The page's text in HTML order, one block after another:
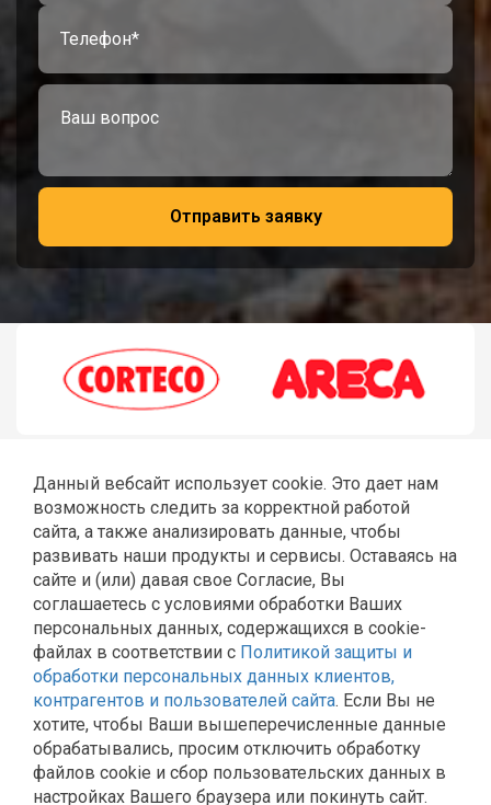
Данный вебсайт использует cookie. Это дает нам
возможность следить за корректной работой
сайта, а также анализировать данные, чтобы
развивать наши продукты и сервисы. Оставаясь на
сайте и (или) давая свое Согласие, Вы
соглашаетесь с условиями обработки Ваших
персональных данных, содержащихся в cookie-
файлах в соответствии с Политикой защиты и
обработки персональных данных клиентов,
контрагентов и пользователей сайта. Если Вы не
хотите, чтобы Ваши вышеперечисленные данные
обрабатывались, просим отключить обработку
файлов cookie и сбор пользовательских данных в
настройках Вашего браузера или покинуть сайт.
Отправить заявку
ГЛАВНАЯРЕМОНТ JCB ШЛАНГИ РВДСТЕКЛА JCB
КАТАЛОГ КОНТАКТЫ
Политика Общества с ограниченной ответственностью
«Эльторг» в отношении обработки персональных
данных
Согласие на обработку персональных данных
Политика обработки и защиты персональных данных в
ООО «Эльторг»